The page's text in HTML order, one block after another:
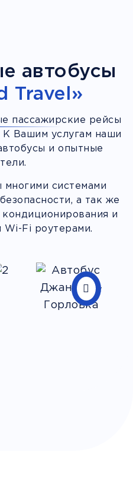
автобусы
Travel»
пассажирские рейсы
К Вашим услугам наши
и опытные
системами
а так же
и
Wi-Fi роутерами.